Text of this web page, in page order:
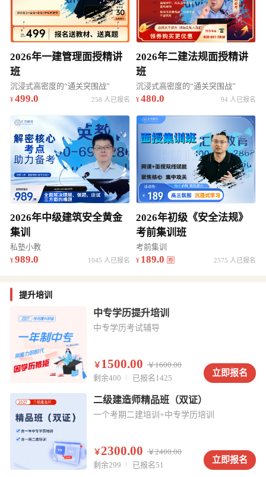
2026年一建管理面授精讲
班
沉浸式高密度的“通关突围战”
499.0 258 人已报名
2026年二建法规面授精讲
班
沉浸式高密度的“通关突围战”
480.0 94 人已报名
2026年中级建筑安全黄金
集训
私塾小教
989.0 1045 人已报名
2026年初级《安全法规》
考前集训班
考前集训
189.0 2575 人已报名
提升培训
中专学历提升培训
中专学历考试辅导
￥ 1500.00 ￥1600.00
剩余400
已报名1425
立即报名
二级建造师精品班（双证）
一个考期二建培训+中专学历培训
￥2300.00 ￥2400.00
剩余299
已报名51
立即报名